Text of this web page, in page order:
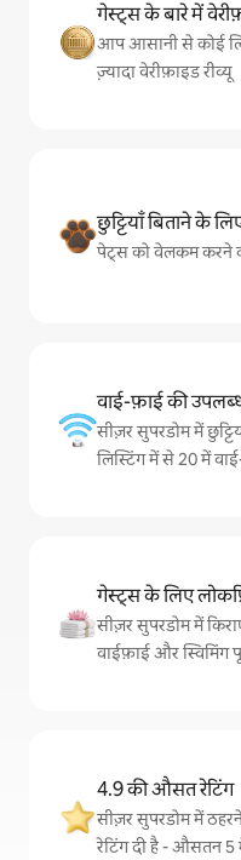
गेस्ट्स के बारे में
आप आसानी से कोई
ज़्यादा वेरीफ़ाइड रीव्यू
छुट्टियाँ बिताने के
पेट्स को वेलकम करने
वाई-फ़ाई की
सीज़र सुपरडोम में
लिस्टिंग में से 20 में
गेस्ट्स के लिए
सीज़र सुपरडोम में
वाईफ़ाई और स्विमिंग
4.9 की औसत रेटिंग
सीज़र सुपरडोम में
रेटिंग दी है - औसतन 5